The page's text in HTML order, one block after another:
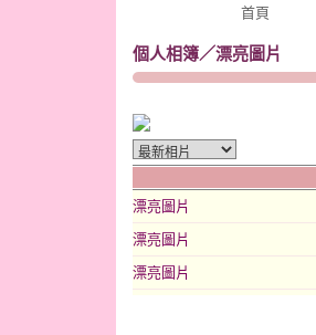
首頁
個人相簿／漂亮圖片
漂亮圖片
漂亮圖片
漂亮圖片